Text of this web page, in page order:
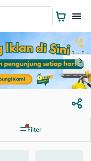
Filter